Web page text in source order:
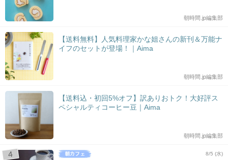
朝時間.jp編集部
【送料無料】人気料理家かな姐さんの新刊＆万能ナ
イフのセットが登場！｜Aima
朝時間.jp編集部
【送料込・初回5%オフ】訳ありおトク！大好評ス
ペシャルティコーヒー豆｜Aima
朝時間.jp編集部
8/5 (水)